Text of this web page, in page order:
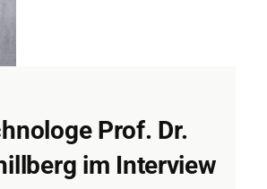
Prof. Dr.
im Interview